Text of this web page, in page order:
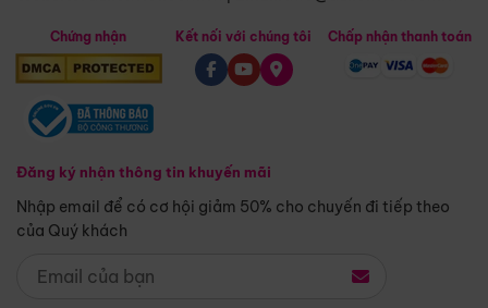
Chứng nhận
Đăng ký nhận thông tin khuyến mãi
Nhập email để có cơ hội giảm 50% cho chuyến đi tiếp theo
của Quý khách
Kết nối với chúng tôi Chấp nhận thanh toán